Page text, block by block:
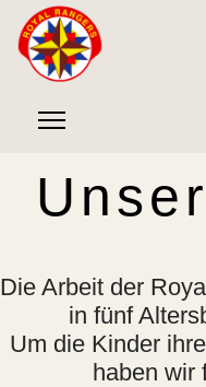
Die Arbeit der
in fünf
Um die Kinder
haben wir